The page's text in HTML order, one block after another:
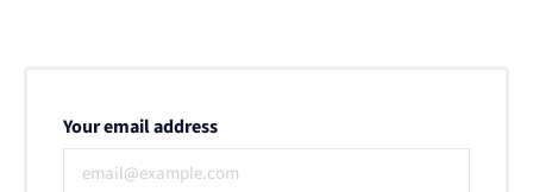
Your email address